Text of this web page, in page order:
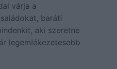
várja a
baráti
aki szeretne
legemlékezetesebb